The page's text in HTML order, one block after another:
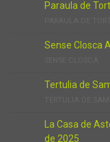
Paraula de
Sense Closca
Tertulia de
La Casa de
de 2025